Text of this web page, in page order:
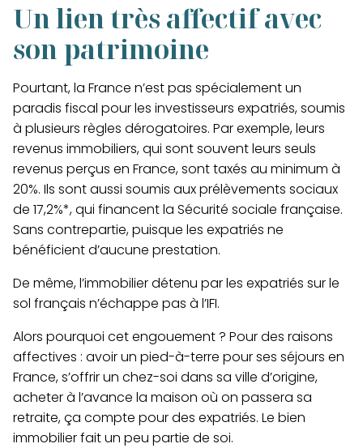
Un lien très affectif avec
son patrimoine
Pourtant, la France n’est pas spécialement un
paradis fiscal pour les investisseurs expatriés, soumis
à plusieurs règles dérogatoires. Par exemple, leurs
revenus immobiliers, qui sont souvent leurs seuls
revenus perçus en France, sont taxés au minimum à
20%. Ils sont aussi soumis aux prélèvements sociaux
de 17,2%*, qui financent la Sécurité sociale française.
Sans contrepartie, puisque les expatriés ne
bénéficient d’aucune prestation.
De même, l’immobilier détenu par les expatriés sur le
sol français n’échappe pas à l’IFI.
Alors pourquoi cet engouement ? Pour des raisons
affectives : avoir un pied-à-terre pour ses séjours en
France, s’offrir un chez-soi dans sa ville d’origine,
acheter à l’avance la maison où on passera sa
retraite, ça compte pour des expatriés. Le bien
immobilier fait un peu partie de soi.